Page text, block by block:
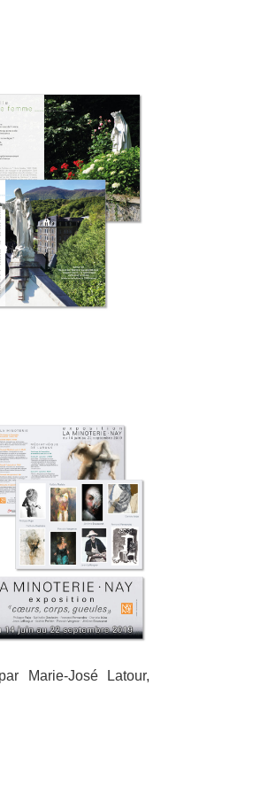
Marie-José Latour,